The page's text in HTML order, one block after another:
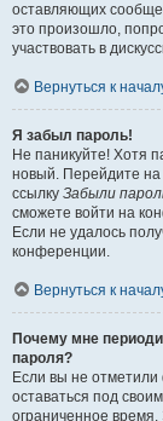
оставляющих
это произошло,
участвовать в
Вернуться к
Я забыл пароль!
Не паникуйте! Хотя
новый. Перейдите
ссылку Забыли
сможете войти на
Если не удалось
конференции.
Вернуться к
Почему мне
пароля?
Если вы не
оставаться под
ограниченное время.